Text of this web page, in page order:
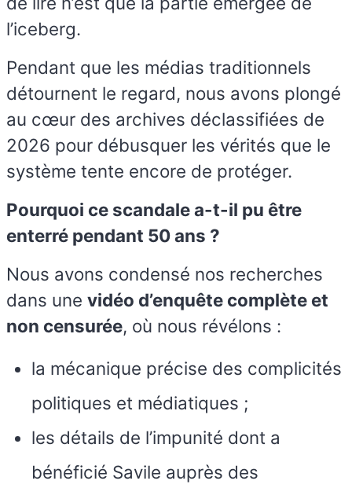
l’iceberg.
Pendant que les médias traditionnels
détournent le regard, nous avons plongé
au cœur des archives déclassifiées de
2026 pour débusquer les vérités que le
système tente encore de protéger.
Pourquoi ce scandale a-t-il pu être
enterré pendant 50 ans ?
Nous avons condensé nos recherches
dans une vidéo d’enquête complète et
non censurée, où nous révélons :
la mécanique précise des complicités
politiques et médiatiques ;
les détails de l’impunité dont a
bénéficié Savile auprès des